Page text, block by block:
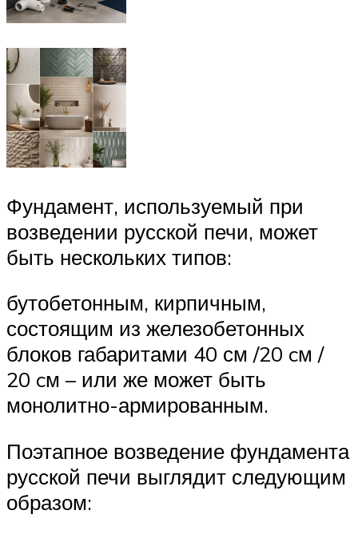
Фундамент, используемый при
возведении русской печи, может
быть нескольких типов:
бутобетонным, кирпичным,
состоящим из железобетонных
блоков габаритами 40 см /20 cм /
20 cм – или же может быть
монолитно-армированным.
Поэтапное возведение фундамента
русской печи выглядит следующим
образом: